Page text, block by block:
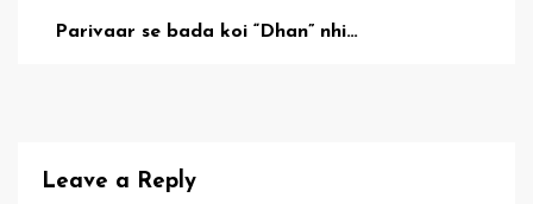
Parivaar se bada koi “Dhan” nhi…
Leave a Reply